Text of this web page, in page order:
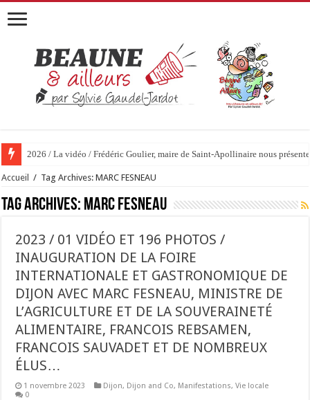
2026 / La vidéo / Frédéric Goulier, maire de Saint-Apollinaire nous
Accueil / Tag Archives: MARC FESNEAU
Tag Archives: MARC FESNEAU
2023 / 01 VIDÉO ET 196 PHOTOS /
INAUGURATION DE LA FOIRE
INTERNATIONALE ET GASTRONOMIQUE DE
DIJON AVEC MARC FESNEAU, MINISTRE DE
L’AGRICULTURE ET DE LA SOUVERAINETÉ
ALIMENTAIRE, FRANCOIS REBSAMEN,
FRANCOIS SAUVADET ET DE NOMBREUX
ÉLUS…
1 novembre 2023 Dijon, Dijon and Co, Manifestations,Vie locale
0